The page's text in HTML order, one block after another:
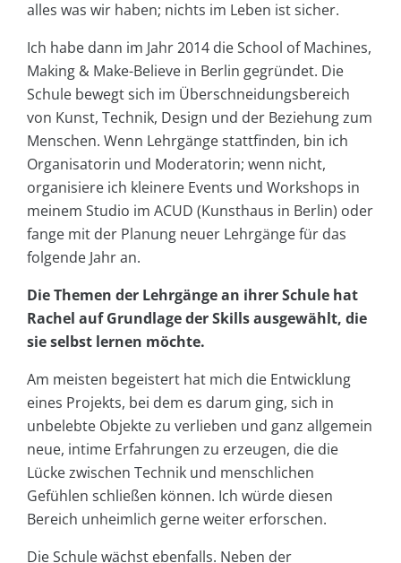
alles was wir haben; nichts im Leben ist sicher.
Ich habe dann im Jahr 2014 die School of Machines,
Making & Make-Believe in Berlin gegründet. Die
Schule bewegt sich im Überschneidungsbereich
von Kunst, Technik, Design und der Beziehung zum
Menschen. Wenn Lehrgänge stattfinden, bin ich
Organisatorin und Moderatorin; wenn nicht,
organisiere ich kleinere Events und Workshops in
meinem Studio im ACUD (Kunsthaus in Berlin) oder
fange mit der Planung neuer Lehrgänge für das
folgende Jahr an.
Die Themen der Lehrgänge an ihrer Schule hat
Rachel auf Grundlage der Skills ausgewählt, die
sie selbst lernen möchte.
Am meisten begeistert hat mich die Entwicklung
eines Projekts, bei dem es darum ging, sich in
unbelebte Objekte zu verlieben und ganz allgemein
neue, intime Erfahrungen zu erzeugen, die die
Lücke zwischen Technik und menschlichen
Gefühlen schließen können. Ich würde diesen
Bereich unheimlich gerne weiter erforschen.
Die Schule wächst ebenfalls. Neben der